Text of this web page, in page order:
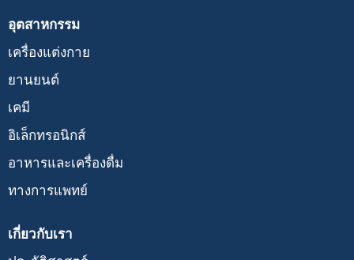
อุตสาหกรรม
เครื่องแต่งกาย
ยานยนต์
เคมี
อิเล็กทรอนิกส์
อาหารและเครื่องดื่ม
ทางการแพทย์
เกี่ยวกับเรา